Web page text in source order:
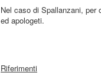
Nel caso di Spallanzani,
ed apologeti.
Riferimenti